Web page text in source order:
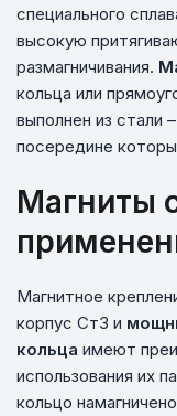
специального
высокую
размагничивания.
кольца или
выполнен из стали
посередине
Магниты
Магнитное
корпус Ст3 и
кольца имеют
использования их
кольцо